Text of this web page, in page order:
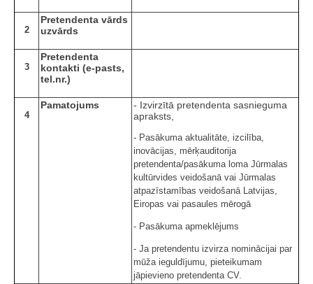
2
Pretendenta vārds
uzvārds
3
Pretendenta
kontakti (e-pasts,
tel.nr.)
4
Pamatojums
- Izvirzītā pretendenta sasnieguma
apraksts,
- Pasākuma aktualitāte, izcilība,
inovācijas, mērķauditorija
pretendenta/pasākuma loma Jūrmalas
kultūrvides veidošanā vai Jūrmalas
atpazīstamības veidošanā Latvijas,
Eiropas vai pasaules mērogā
- Pasākuma apmeklējums
- Ja pretendentu izvirza nominācijai par
mūža ieguldījumu, pieteikumam
jāpievieno pretendenta CV.